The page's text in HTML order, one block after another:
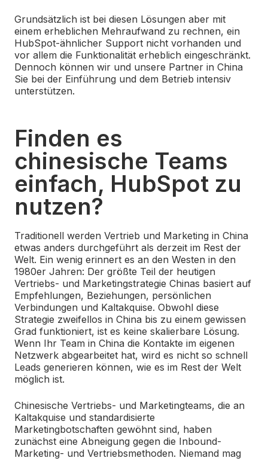
Grundsätzlich ist bei diesen Lösungen aber mit
einem erheblichen Mehraufwand zu rechnen, ein
HubSpot-ähnlicher Support nicht vorhanden und
vor allem die Funktionalität erheblich eingeschränkt.
Dennoch können wir und unsere Partner in China
Sie bei der Einführung und dem Betrieb intensiv
unterstützen.
Finden es
chinesische Teams
einfach, HubSpot zu
nutzen?
Traditionell werden Vertrieb und Marketing in China
etwas anders durchgeführt als derzeit im Rest der
Welt. Ein wenig erinnert es an den Westen in den
1980er Jahren: Der größte Teil der heutigen
Vertriebs- und Marketingstrategie Chinas basiert auf
Empfehlungen, Beziehungen, persönlichen
Verbindungen und Kaltakquise. Obwohl diese
Strategie zweifellos in China bis zu einem gewissen
Grad funktioniert, ist es keine skalierbare Lösung.
Wenn Ihr Team in China die Kontakte im eigenen
Netzwerk abgearbeitet hat, wird es nicht so schnell
Leads generieren können, wie es im Rest der Welt
möglich ist.
Chinesische Vertriebs- und Marketingteams, die an
Kaltakquise und standardisierte
Marketingbotschaften gewöhnt sind, haben
zunächst eine Abneigung gegen die Inbound-
Marketing- und Vertriebsmethoden. Niemand mag